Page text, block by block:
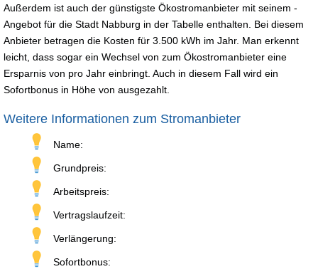
Außerdem ist auch der günstigste Ökostromanbieter mit seinem -
Angebot für die Stadt Nabburg in der Tabelle enthalten. Bei diesem
Anbieter betragen die Kosten für 3.500 kWh im Jahr. Man erkennt
leicht, dass sogar ein Wechsel von zum Ökostromanbieter eine
Ersparnis von pro Jahr einbringt. Auch in diesem Fall wird ein
Sofortbonus in Höhe von ausgezahlt.
Weitere Informationen zum Stromanbieter
Name:
Grundpreis:
Arbeitspreis:
Vertragslaufzeit:
Verlängerung:
Sofortbonus: